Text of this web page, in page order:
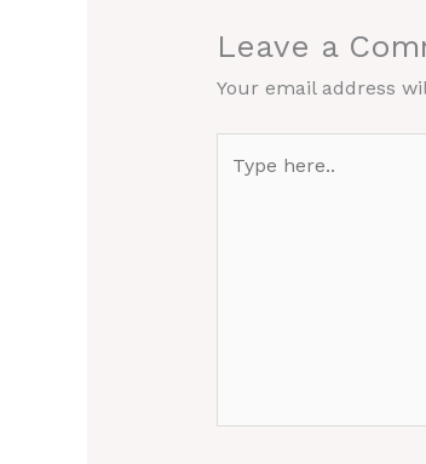
Leave a
Your email address
here..